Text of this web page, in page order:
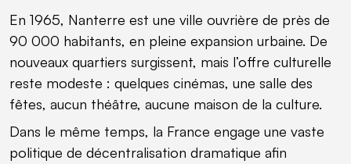
En 1965, Nanterre est une ville ouvrière de près de
90 000 habitants, en pleine expansion urbaine. De
nouveaux quartiers surgissent, mais l’offre culturelle
reste modeste : quelques cinémas, une salle des
fêtes, aucun théâtre, aucune maison de la culture.
Dans le même temps, la France engage une vaste
politique de décentralisation dramatique afin